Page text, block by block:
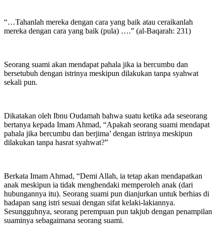
“…Tahanlah mereka dengan cara yang baik atau ceraikanlah
mereka dengan cara yang baik (pula) ….” (al-Baqarah: 231)
Seorang suami akan mendapat pahala jika ia bercumbu dan
bersetubuh dengan istrinya meskipun dilakukan tanpa syahwat
sekali pun.
Dikatakan oleh Ibnu Oudamah bahwa suatu ketika ada seseorang
bertanya kepada Imam Ahmad, “Apakah seorang suami mendapat
pahala jika bercumbu dan berjima’ dengan istrinya meskipun
dilakukan tanpa hasrat syahwat?”
Berkata Imam Ahmad, “Demi Allah, ia tetap akan mendapatkan
anak meskipun ia tidak menghendaki memperoleh anak (dari
hubungannya itu). Seorang suami pun dianjurkan untuk berhias di
hadapan sang istri sesuai dengan sifat kelaki-lakiannya.
Sesungguhnya, seorang perempuan pun takjub dengan penampilan
suaminya sebagaimana seorang suami.